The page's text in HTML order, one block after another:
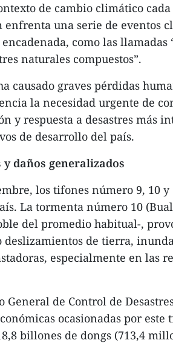
de cambio climático
una serie de eventos
como las llamadas
naturales compuestos”.
causado graves pérdidas
la necesidad urgente de
y respuesta a desastres más
de desarrollo del país.
daños generalizados
los tifones número 9, 10
La tormenta número 10
del promedio habitual-,
deslizamientos de tierra,
especialmente en las
General de Control de
ocasionadas por este
billones de dongs (713,4